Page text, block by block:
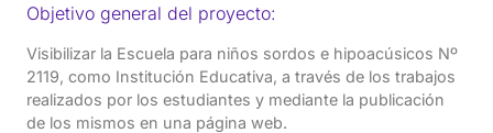
Objetivo general del proyecto:
Visibilizar la Escuela para niños sordos e hipoacúsicos Nº
2119, como Institución Educativa, a través de los trabajos
realizados por los estudiantes y mediante la publicación
de los mismos en una página web.